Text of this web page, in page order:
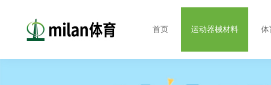
首页 运动器械材料 体